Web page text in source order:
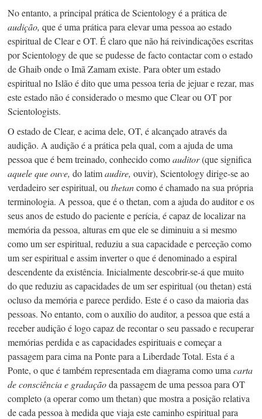
No entanto, a principal prática de Scientology é a prática de
audição, que é uma prática para elevar uma pessoa ao estado
espiritual de Clear e OT. É claro que não há reivindicações escritas
por Scientology de que se pudesse de facto contactar com o estado
de Ghaib onde o Imã Zamam existe. Para obter um estado
espiritual no Islão é dito que uma pessoa teria de jejuar e rezar, mas
este estado não é considerado o mesmo que Clear ou OT por
Scientologists.
O estado de Clear, e acima dele, OT, é alcançado através da
audição. A audição é a prática pela qual, com a ajuda de uma
pessoa que é bem treinado, conhecido comoauditor(que significa
aquele que ouve, do latimaudire, ouvir), Scientology dirige-se ao
verdadeiro ser espiritual, ou thetancomo é chamado na sua própria
terminologia. A pessoa, que é o thetan, com a ajuda do auditor e os
seus anos de estudo do paciente e perícia, é capaz de localizar na
memória da pessoa, alturas em que ele se diminuiu a si mesmo
como um ser espiritual, reduziu a sua capacidade e perceção como
um ser espiritual e assim inverter o que é denominado a espiral
descendente da existência. Inicialmentedescobrir-se-á que muito
do que reduziu as capacidades de um ser espiritual (ou thetan) está
ocluso da memória e parece perdido. Este é o caso da maioria das
pessoas. No entanto, com o auxílio do auditor, a pessoa que está a
receber audição é logo capaz de recontar o seu passado e recuperar
memórias perdida e as capacidades espirituais e começar a
passagem para cima na Ponte para a Liberdade Total. Esta é a
Ponte, o que é também representada em diagrama como uma carta
de consciência e gradaçãoda passagem de uma pessoa para OT
completo (a operar como um thetan) que mostra a posição relativa
de cada pessoa à medida que viaja este caminho espiritual para